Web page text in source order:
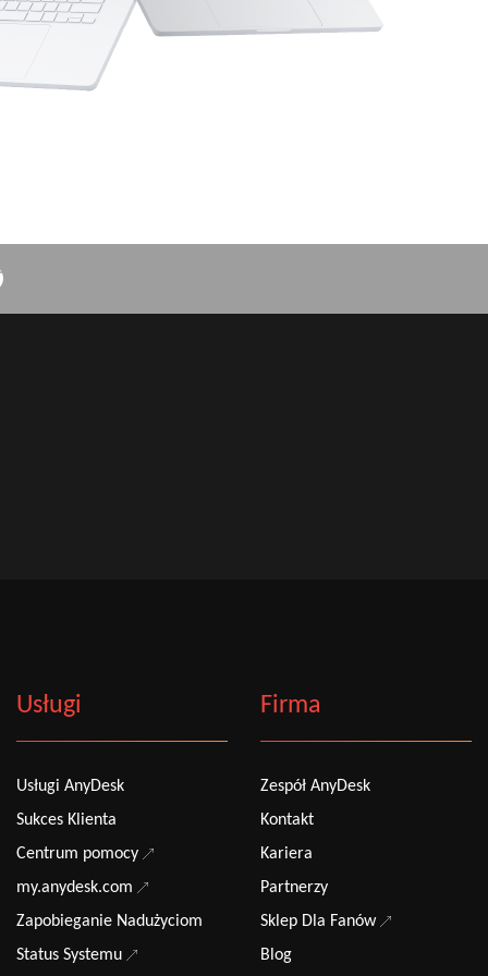
Usługi
Usługi AnyDesk
Sukces Klienta
Centrum pomocy
my.anydesk.com
Zapobieganie Nadużyciom
Status Systemu
Firma
Zespół AnyDesk
Kontakt
Kariera
Partnerzy
Sklep Dla Fanów
Blog